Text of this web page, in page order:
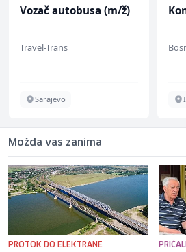
Vozač autobusa (m/ž)
Travel-Trans
Sarajevo
Možda vas zanima
PROTOK DO ELEKTRANE